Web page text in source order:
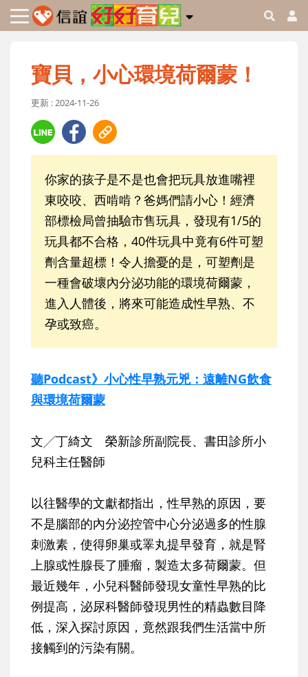
寶貝，小心環境荷爾蒙！
更新 : 2024-11-26
你家的孩子是不是也會把玩具放進嘴裡
東咬咬、西啃啃？爸媽們請小心！經濟
部標檢局曾抽驗市售玩具，發現有1/5的
玩具都不合格，40件玩具中竟有6件可塑
劑含量超標！令人擔憂的是，可塑劑是
一種會破壞內分泌功能的環境荷爾蒙，
進入人體後，將來可能造成性早熟、不
孕或致癌。
聽Podcast》小心性早熟元兇：遠離NG飲食
與環境荷爾蒙
文╱丁綺文 榮新診所副院長、書田診所小
兒科主任醫師
以往醫學的文獻都指出，性早熟的原因，要
不是腦部的內分泌控管中心分泌過多的性腺
刺激素，使得卵巢或睪丸提早發育，就是腎
上腺或性腺長了腫瘤，製造太多荷爾蒙。但
最近幾年，小兒科醫師發現女童性早熟的比
例提高，泌尿科醫師發現男性的精蟲數目降
低，深入探討原因，竟然跟我們生活當中所
接觸到的污染有關。